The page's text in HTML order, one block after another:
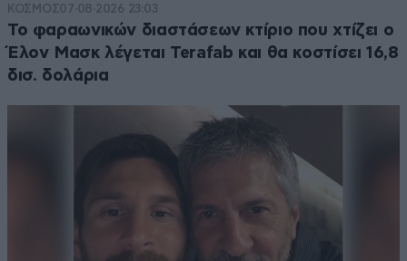
ΚΟΣΜΟΣ07·08·2026 23:03
Το φαραωνικών διαστάσεων κτίριο που χτίζει ο
Έλον Μασκ λέγεται Terafab και θα κοστίσει 16,8
δισ. δολάρια